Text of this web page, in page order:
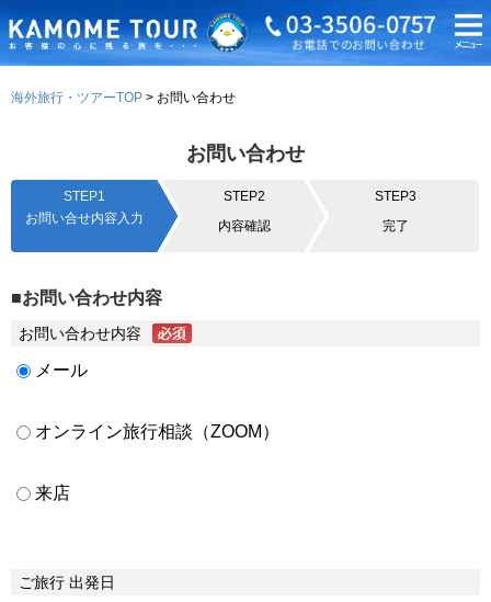
海外旅行・ツアーTOP お問い合わせ
お問い合わせ
STEP1
お問い合せ内容入力
STEP2
内容確認
STEP3
完了
■お問い合わせ内容
お問い合わせ内容
メール
オンライン旅行相談（ZOOM）
来店
ご旅行 出発日